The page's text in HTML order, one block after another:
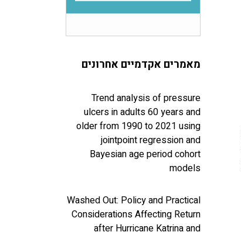
מאמרים אקדמיים אחרונים
Trend analysis of pressure
ulcers in adults 60 years and
older from 1990 to 2021 using
jointpoint regression and
Bayesian age period cohort
models
Washed Out: Policy and Practical
Considerations Affecting Return
after Hurricane Katrina and